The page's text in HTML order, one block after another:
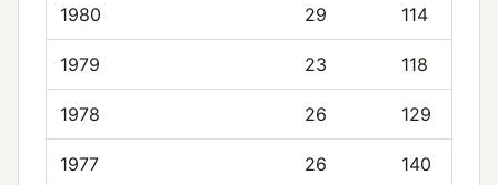
1980 29 114
1979 23 118
1978 26 129
1977 26 140